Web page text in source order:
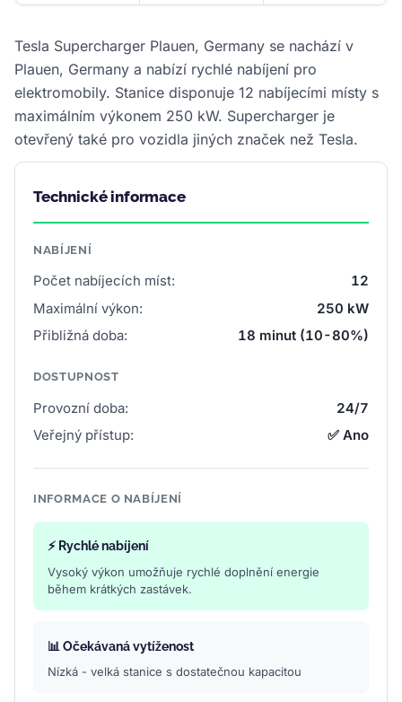
Tesla Supercharger Plauen, Germany se nachází v
Plauen, Germany a nabízí rychlé nabíjení pro
elektromobily. Stanice disponuje 12 nabíjecími místy s
maximálním výkonem 250 kW. Supercharger je
otevřený také pro vozidla jiných značek než Tesla.
Technické informace
NABÍJENÍ
Počet nabíjecích míst:
12
Maximální výkon:
250 kW
Přibližná doba:
18 minut (10-80%)
DOSTUPNOST
Provozní doba:
24/7
Veřejný přístup:
✅ Ano
INFORMACE O NABÍJENÍ
⚡ Rychlé nabíjení
Vysoký výkon umožňuje rychlé doplnění energie
během krátkých zastávek.
📊 Očekávaná vytíženost
Nízká - velká stanice s dostatečnou kapacitou